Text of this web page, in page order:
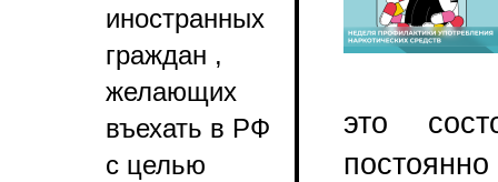
иностранных
граждан ,
желающих
въехать в РФ
с целью
это